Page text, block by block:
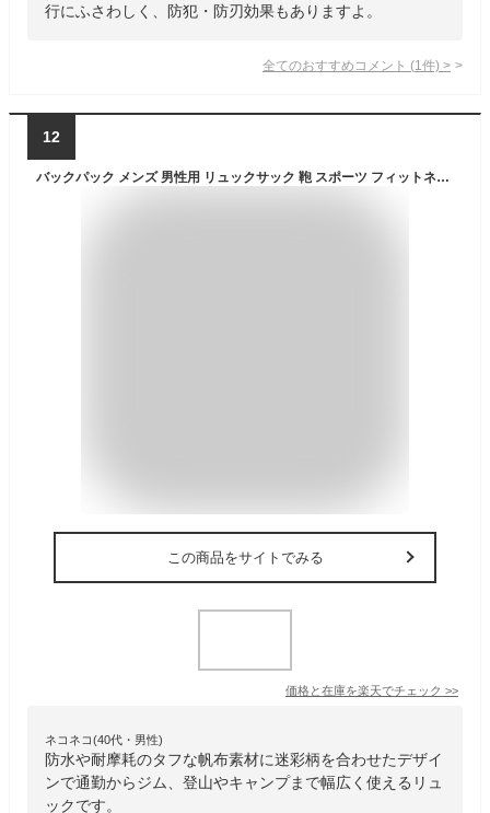
行にふさわしく、防犯・防刃効果もありますよ。
全てのおすすめコメント (1 件) >
12
バックパック メンズ 男性用 リュックサック 鞄 スポーツ フィットネス ジム アウトドア 登山 トレッキング ハイキング キャンプ レジャー タウンユース 迷彩柄 キャンバス 帆布 防水 耐摩耗 防刃 クッションショルダー ブラック カーキ
この商品をサイトでみる
価格と在庫を楽天でチェック >>
ネコネコ(40代・男性)
防水や耐摩耗のタフな帆布素材に迷彩柄を合わせたデザイ
ンで通勤からジム、登山やキャンプまで幅広く使えるリュ
ックです。